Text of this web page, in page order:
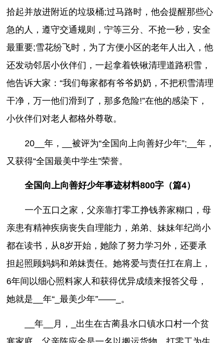
拾起并放进附近的垃圾桶;过马路时，他会提醒那些心
急的人，遵守交通规则，宁等三分、不抢一秒，安全
最重要;雪花纷飞时，为了方便小区的老年人出入，他
还发动邻居小伙伴们，一起拿着铁锹清理道路积雪，
他告诉大家：“我们每家都有爷爷奶奶，不把积雪清理
干净，万一他们滑到了，那多危险!”在他的感染下，
小伙伴们对老人都格外尊敬。
20__年，__被评为“全国向上向善好少年”;__年，
又获得“全国最美中学生”荣誉。
全国向上向善好少年事迹材料800字（篇4）
一个五口之家，父亲靠打零工挣钱养家糊口，母
亲患有精神疾病丧失自理能力，弟弟、妹妹年纪尚小
都在读书，从8岁开始，她除了努力学习外，还要承
担起照顾妈妈和弟妹责任。她将爱与责任扛在肩上，
6年间以细心照料家人和获得优异成绩来报答父母，
她就是__年“_最美少年”——_。
__年__月，_出生在古蔺县水口镇水口村一个贫